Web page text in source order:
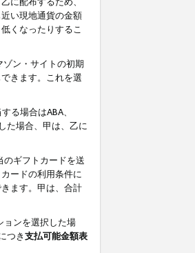
い現地通貨の金額
くなったりするこ
ン・サイトの初期
きます。これを選
る場合はABA、
た場合、甲は、乙に
ギフトカードを送
ードの利用条件に
ます。甲は、合計
ョンを選択した場
つき支払可能金額表